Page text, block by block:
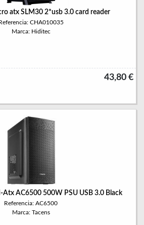
atx SLM30 2*usb 3.0 card reader
CHA010035
Marca: Hiditec
43,80 €
Atx AC6500 500W PSU USB 3.0 Black
Referencia: AC6500
Marca: Tacens